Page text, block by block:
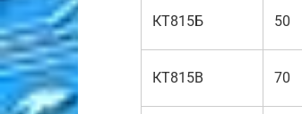
КТ815Б 50
КТ815В 70